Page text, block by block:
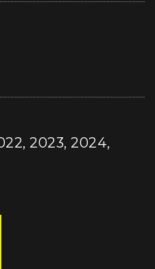
2023, 2024,